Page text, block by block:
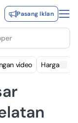
Pasang Iklan
video Harga